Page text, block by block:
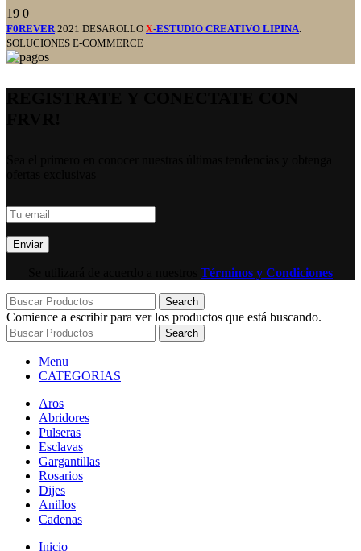
19 0
F0REVER 2021 DESAROLLO X-ESTUDIO CREATIVO LIPINA
SOLUCIONES E-COMMERCE
Términos y Condiciones
Search
Comience a escribir para ver los productos que está buscando.
Search
Menu
CATEGORIAS
Aros
Abridores
Pulseras
Esclavas
Gargantillas
Rosarios
Dijes
Anillos
Cadenas
Inicio